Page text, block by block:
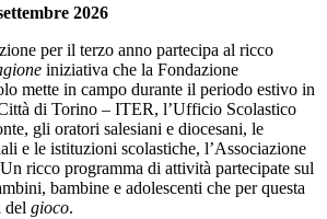
2026
per il terzo anno partecipa al ricco
iniziativa che la Fondazione
mette in campo durante il periodo estivo in
di Torino – ITER, l’Ufficio Scolastico
gli oratori salesiani e diocesani, le
e le istituzioni scolastiche, l’Associazione
ricco programma di attività partecipate sul
bambine e adolescenti che per questa
del gioco.